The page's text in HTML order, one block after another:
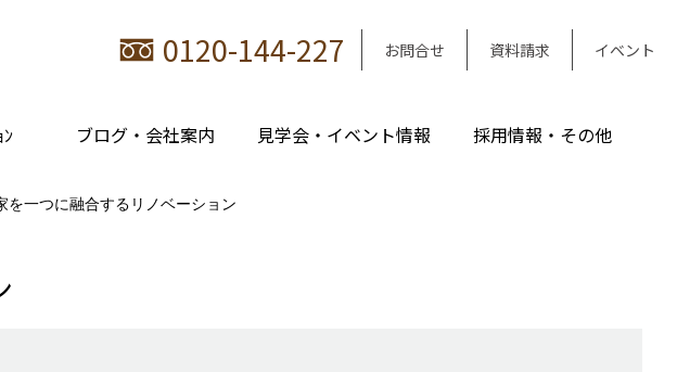
0120-144-227 お問合せ 資料請求 イベント
ブログ・会社案内 見学会・イベント情報 採用情報・その他
を一つに融合するリノベーション